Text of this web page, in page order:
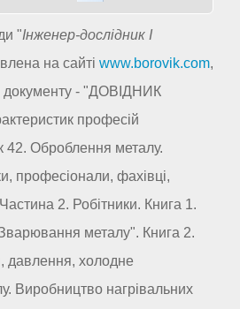
"Інженер-дослідник I
на сайті www.borovik.com,
документу - "ДОВІДНИК
професій
42. Оброблення металу.
професіонали, фахівці,
2. Робітники. Книга 1.
металу". Книга 2.
давлення, холодне
Виробництво нагрівальних